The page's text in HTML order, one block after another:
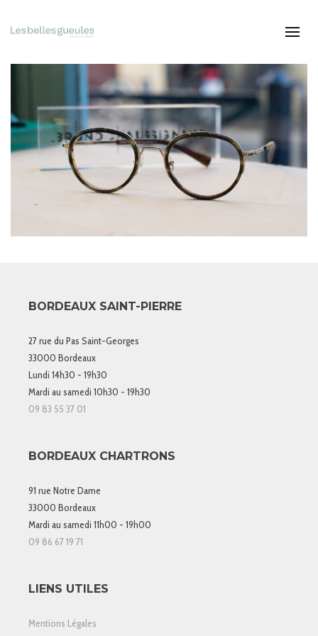
BORDEAUX SAINT-PIERRE
27 rue du Pas Saint-Georges
33000 Bordeaux
Lundi 14h30 - 19h30
Mardi au samedi 10h30 - 19h30
09 83 55 37 01
BORDEAUX CHARTRONS
91 rue Notre Dame
33000 Bordeaux
Mardi au samedi 11h00 - 19h00
09 86 67 19 71
LIENS UTILES
Mentions Légales